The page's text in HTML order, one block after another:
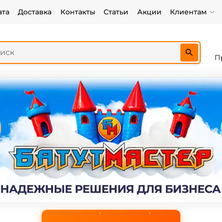
Доставка Контакты Статьи Акции Клиентам